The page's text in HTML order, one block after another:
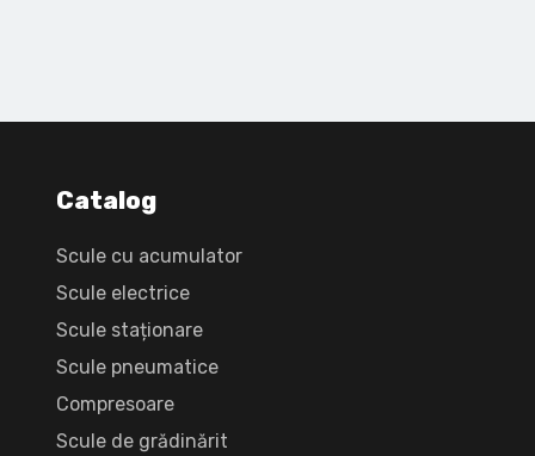
Catalog
Scule cu acumulator
Scule electrice
Scule staționare
Scule pneumatice
Compresoare
Scule de grădinărit